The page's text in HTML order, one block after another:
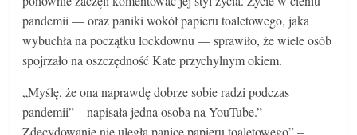
pandemii — oraz paniki wokół papieru toaletowego, jaka
wybuchła na początku lockdownu — sprawiło, że wiele osób
spojrzało na oszczędność Kate przychylnym okiem.
„Myślę, że ona naprawdę dobrze sobie radzi podczas
pandemii” – napisała jedna osoba na YouTube.”